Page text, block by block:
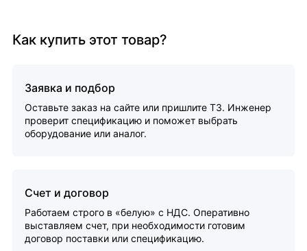
Как купить этот товар?
Заявка и подбор
Оставьте заказ на сайте или пришлите ТЗ. Инженер
проверит спецификацию и поможет выбрать
оборудование или аналог.
Счет и договор
Работаем строго в «белую» с НДС. Оперативно
выставляем счет, при необходимости готовим
договор поставки или спецификацию.